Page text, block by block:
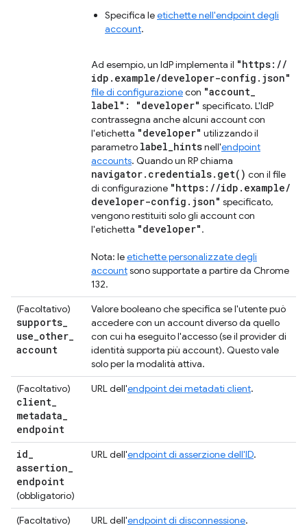
Specifica leetichette nell'endpoint degli
account.
Ad esempio, un IdP implementa il "https: //
idp . example/developer-config . json"
file di configurazionecon "account_
label": "developer" specificato. L'IdP
contrassegna anche alcuni account con
l'etichetta "developer" utilizzando il
parametro label_hintsnell'endpoint
accounts. Quando un RP chiama
navigator. credentials. get( ) con il file
di configurazione "https: //idp . example/
developer-config . json" specificato,
vengono restituiti solo gli account con
l'etichetta "developer".
Nota: leetichette personalizzate degli
accountsono supportate a partire da Chrome
132.
(Facoltativo)
supports_
use_other_
account
Valore booleano che specifica se l'utente può
accedere con un account diverso da quello
con cui ha eseguito l'accesso (se il provider di
identità supporta più account). Questo vale
solo per la modalità attiva.
(Facoltativo)
client_
metadata_
endpoint
URL dell'endpoint dei metadati client.
id_
assertion_
endpoint
(obbligatorio)
URL dell'endpoint di asserzione dell'ID.
(Facoltativo) URL dell'endpoint di disconnessione.